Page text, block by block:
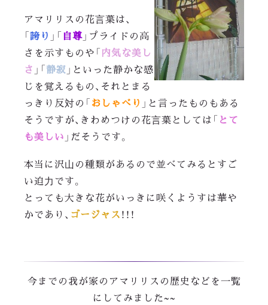
アマリリスの花言葉は、
「誇り 」「自尊」プライドの高
さを示すものや「内気な美し
さ 」「静寂 」といった静かな感
じを覚えるもの、それとまる
っきり反対の「おしゃべり 」と言ったものもある
そうですが、きわめつけの花言葉としては「 とて
も美しい 」だそうです。
本当に沢山の種類があるので並べてみるとすご
い迫力です。
とっても大きな花がいっきに咲くようすは華や
かであり、 ゴージャス！！！
今までの我が家のアマリリスの歴史などを一覧
にしてみました~~